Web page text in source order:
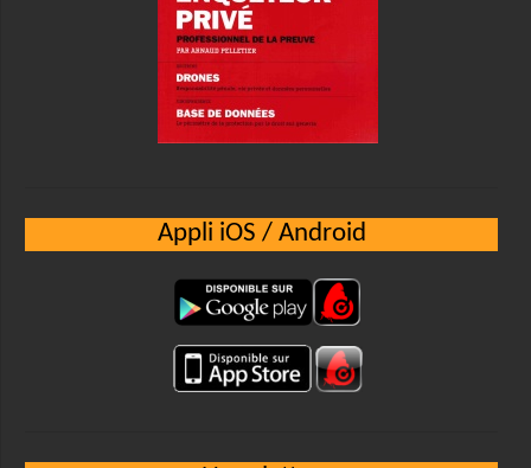
Appli iOS / Android